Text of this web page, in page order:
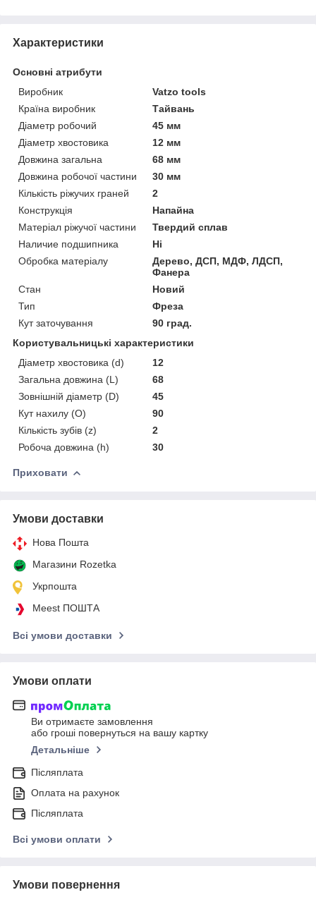
Характеристики
Основні атрибути
Виробник
Vatzo tools
Країна виробник
Тайвань
Діаметр робочий
45 мм
Діаметр хвостовика
12 мм
Довжина загальна
68 мм
Довжина робочої частини
30 мм
Кількість ріжучих граней
2
Конструкція
Напайна
Матеріал ріжучої частини
Твердий сплав
Наличие подшипника
Ні
Обробка матеріалу
Дерево, ДСП, МДФ, ЛДСП,
Фанера
Стан
Новий
Тип
Фреза
Кут заточування
90 град.
Користувальницькі характеристики
Діаметр хвостовика (d)
12
Загальна довжина (L)
68
Зовнішній діаметр (D)
45
Кут нахилу (O)
90
Кількість зубів (z)
2
Робоча довжина (h)
30
Приховати
Умови доставки
Нова Пошта
Магазини Rozetka
Укрпошта
Meest ПОШТА
Всі умови доставки
Умови оплати
Ви отримаєте замовлення
або гроші повернуться на вашу картку
Детальніше
Післяплата
Оплата на рахунок
Післяплата
Всі умови оплати
Умови повернення